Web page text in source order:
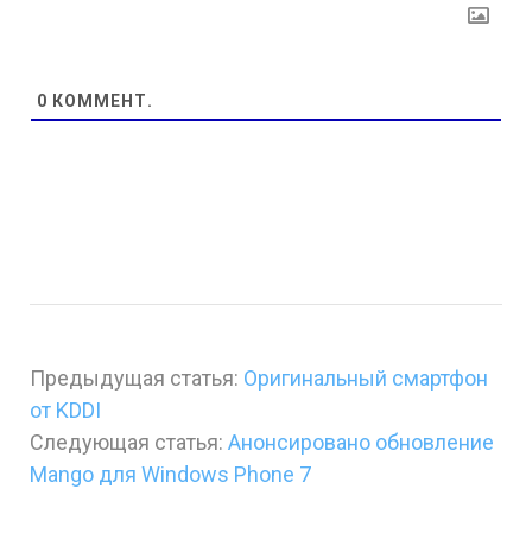
0 КОММЕНТ.
Предыдущая статья: Оригинальный смартфон
от KDDI
Следующая статья: Анонсировано обновление
Mango для Windows Phone 7